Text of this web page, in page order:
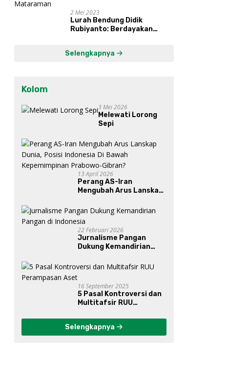
2 Mei 2023
Lurah Bendung Didik
Rubiyanto: Berdayakan
Mataraman
Selengkapnya
Kolom
3 Mei 2026
Melewati Lorong
Sepi
13 April 2026
Perang AS-Iran
Mengubah Arus Lanskap
Bawah Kepemimpinan
Prabowo-Gibran?
22 Februari 2026
Jurnalisme Pangan
Dukung Kemandirian
16 September 2025
5 Pasal Kontroversi dan
Multitafsir RUU
Selengkapnya